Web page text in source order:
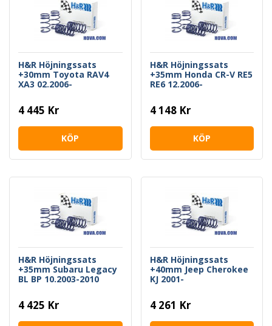
H&R Höjningssats
+30mm Toyota RAV4
XA3 02.2006-
4 445 Kr
KÖP
H&R Höjningssats
+35mm Honda CR-V RE5
RE6 12.2006-
4 148 Kr
KÖP
H&R Höjningssats
+35mm Subaru Legacy
BL BP 10.2003-2010
4 425 Kr
H&R Höjningssats
+40mm Jeep Cherokee
KJ 2001-
4 261 Kr